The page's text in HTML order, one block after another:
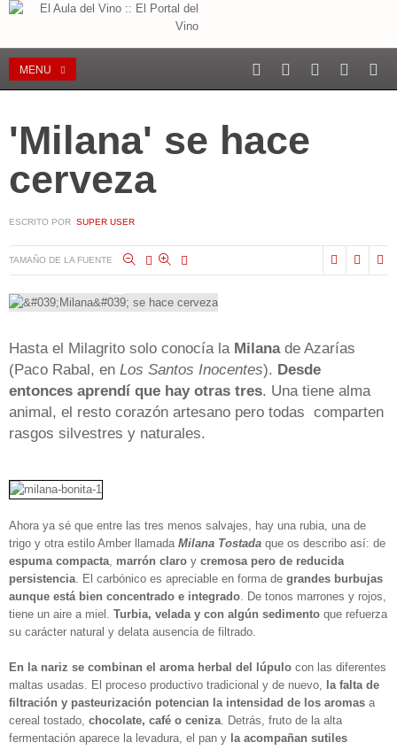
MENU
'Milana' se hace
cerveza
ESCRITO POR SUPER USER
TAMAÑO DE LA FUENTE
Hasta el Milagrito solo conocía la Milanade Azarías
(Paco Rabal, en Los Santos Inocentes). Desde
entonces aprendí que hay otras tres. Una tiene alma
animal, el resto corazón artesano pero todas comparten
rasgos silvestres y naturales.
Ahora ya sé que entre las tres menos salvajes, hay una rubia, una de
trigo y otra estilo Amber llamada Milana Tostada que os describo así: de
espuma compacta marrón claro y cremosa pero de reducida
persistencia . El carbónico es apreciable en forma de grandes burbujas
aunque está bien concentrado e integrado . De tonos marrones y rojos,
tiene un aire a miel. Turbia, velada y con algún sedimento que refuerza
su carácter natural y delata ausencia de filtrado.
En la nariz se combinan el aroma herbal del lúpulo con las diferentes
maltas usadas. El proceso productivo tradicional y de nuevo, la falta de
filtración y pasteurización potencian la intensidad de los aromas a
cereal tostado, chocolate, café o ceniza . Detrás, fruto de la alta
fermentación aparece la levadura, el pan y la acompañan sutiles